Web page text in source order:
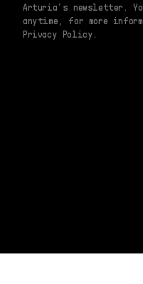
Arturia’s newsletter.
anytime, for more
Privacy Policy.